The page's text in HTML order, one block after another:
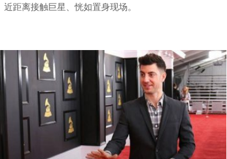
距离接触巨星、恍如置身现场。